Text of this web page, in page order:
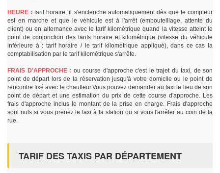
HEURE : tarif horaire, il s'enclenche automatiquement dès que le compteur
est en marche et que le véhicule est à l'arrêt (embouteillage, attente du
client) ou en alternance avec le tarif kilométrique quand la vitesse atteint le
point de conjonction des tarifs horaire et kilométrique (vitesse du véhicule
inférieure à : tarif horaire / le tarif kilométrique appliqué), dans ce cas la
comptabilisation par le tarif kilométrique s'arrête.
FRAIS D'APPROCHE : ou course d'approche c'est le trajet du taxi, de son
point de départ lors de la réservation jusqu'à votre domicile ou le point de
rencontre fixé avec le chauffeur.Vous pouvez demander au taxi le lieu de son
point de départ et une estimation du prix de cette course d'approche. Les
frais d'approche inclus le montant de la prise en charge. Frais d'approche
sont nuls si vous prenez le taxi à la station ou si vous l'arrêter au coin de la
rue.
TARIF DES TAXIS PAR DÉPARTEMENT